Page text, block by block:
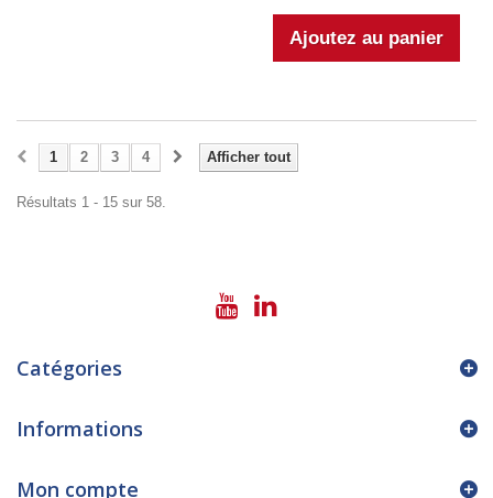
Afficher tout
1 2 3 4
Résultats 1 - 15 sur 58.
Catégories
Informations
Mon compte